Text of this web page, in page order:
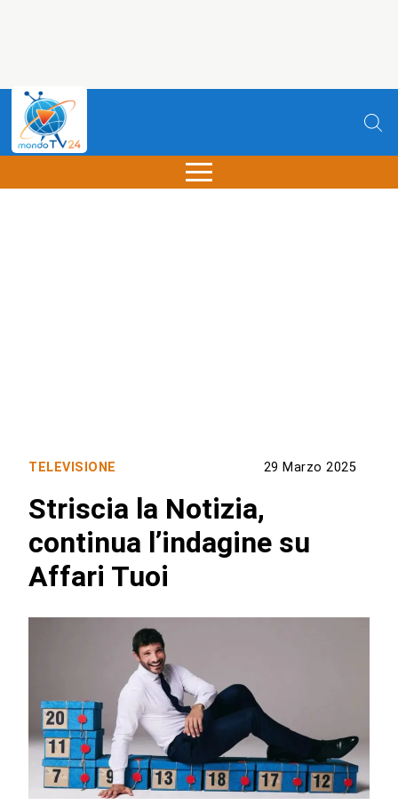
TELEVISIONE 29 Marzo 2025
Striscia la Notizia,
continua l’indagine su
Affari Tuoi